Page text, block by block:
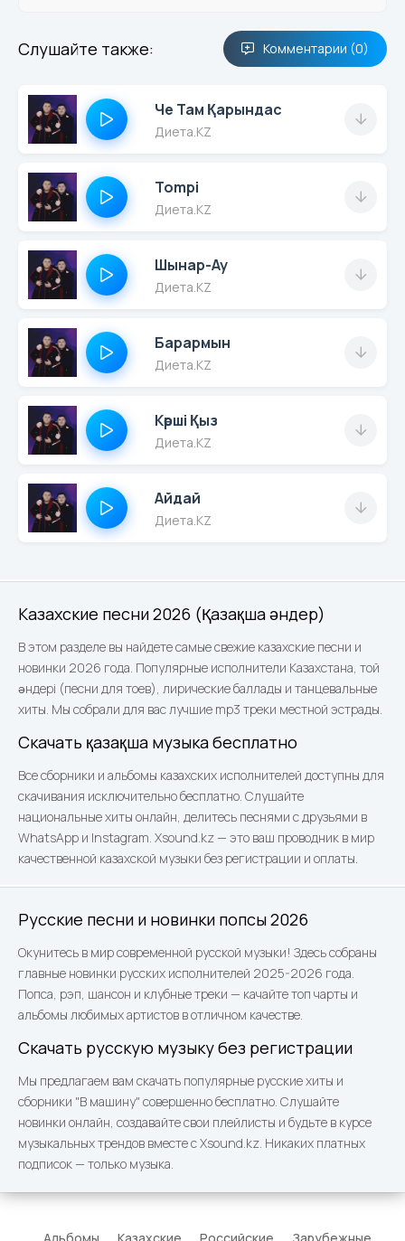
Казахские песни 2026 (Қазақша әндер)
В этом разделе вы найдете самые свежие казахские песни и
новинки 2026 года. Популярные исполнители Казахстана, той
әндері (песни для тоев), лирические баллады и танцевальные
хиты. Мы собрали для вас лучшие mp3 треки местной эстрады.
Скачать қазақша музыка бесплатно
Все сборники и альбомы казахских исполнителей доступны для
скачивания исключительно бесплатно. Слушайте
национальные хиты онлайн, делитесь песнями с друзьями в
WhatsApp и Instagram. Xsound.kz — это ваш проводник в мир
качественной казахской музыки без регистрации и оплаты.
Русские песни и новинки попсы 2026
Окунитесь в мир современной русской музыки! Здесь собраны
главные новинки русских исполнителей 2025-2026 года.
Попса, рэп, шансон и клубные треки — качайте топ чарты и
альбомы любимых артистов в отличном качестве.
Скачать русскую музыку без регистрации
Мы предлагаем вам скачать популярные русские хиты и
сборники "В машину" совершенно бесплатно. Слушайте
новинки онлайн, создавайте свои плейлисты и будьте в курсе
музыкальных трендов вместе с Xsound.kz. Никаких платных
подписок — только музыка.
Слушайте также: Комментарии (0)
Че Там Қарындас
Диета.KZ
Tompi
Диета.KZ
Шынар-Ау
Диета.KZ
Барармын
Диета.KZ
Көрші Қыз
Диета.KZ
Айдай
Диета.KZ